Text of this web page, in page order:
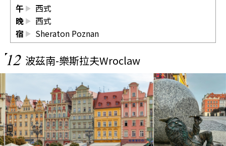
午
西式
晚
西式
宿
Sheraton Poznan
12 波茲南-樂斯拉夫Wroclaw